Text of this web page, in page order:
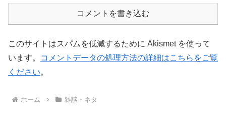
コメントを書き込む
このサイトはスパムを低減するために Akismet を使って
います。
コメントデータの処理方法の詳細はこちらをご覧
ください。
ホーム 雑談・ネタ